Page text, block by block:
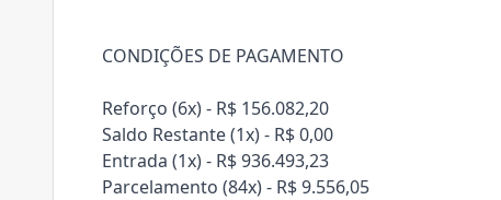
CONDIÇÕES DE PAGAMENTO
Reforço (6x) - R$ 156.082,20
Saldo Restante (1x) - R$ 0,00
Entrada (1x) - R$ 936.493,23
Parcelamento (84x) - R$ 9.556,05